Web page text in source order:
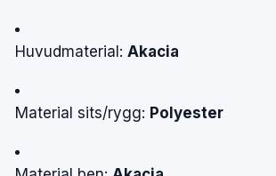
Huvudmaterial: Akacia
Material sits/rygg: Polyester